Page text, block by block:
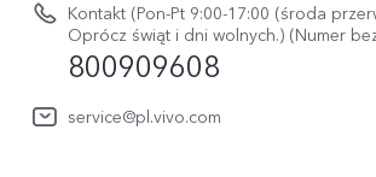
Dziennik aktualizacji
Sprawdź koszt naprawy
Wyślij Do Naprawy
Zrównoważony rozwój
Kontakt (Pon-Pt 9:00-17:00 (środa
Oprócz świąt i dni wolnych.) (Numer
800909608
service@pl.vivo.com